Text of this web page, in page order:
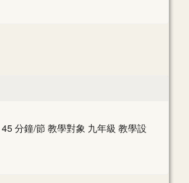
鐘/節 教學對象 九年級 教學設